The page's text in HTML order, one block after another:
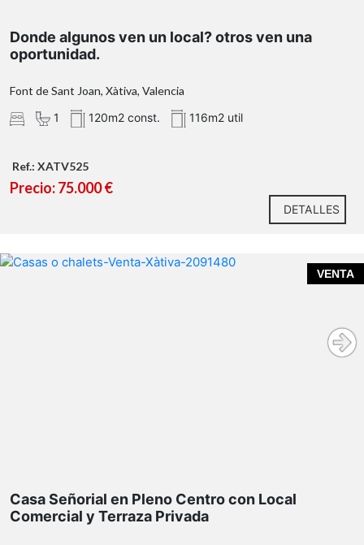
proximidad al mar
Donde algunos ven un local? otros ven una
oportunidad.
Font de Sant Joan, Xàtiva, Valencia
1
120m2 const. 116m2 util
Ref.: XATV525
Precio: 75.000 €
DETALLES
VENTA
Casa Señorial en Pleno Centro con Local
Comercial y Terraza Privada